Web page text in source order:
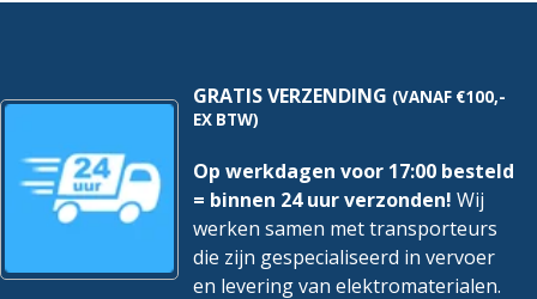
GRATIS VERZENDING (VANAF €100,-
EX BTW)
Op werkdagen voor 17:00 besteld
= binnen 24 uur verzonden! Wij
werken samen met transporteurs
die zijn gespecialiseerd in vervoer
en levering van elektromaterialen.